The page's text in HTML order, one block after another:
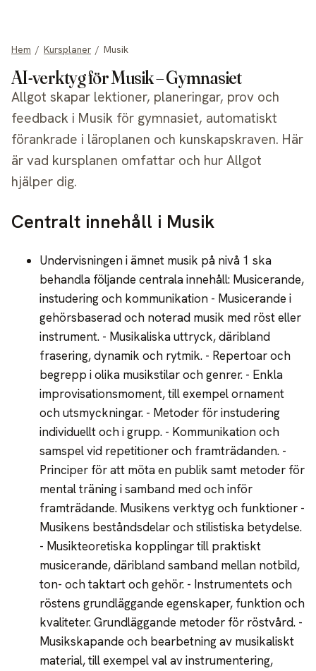
Hem / Kursplaner / Musik
AI-verktyg för Musik – Gymnasiet
Allgot skapar lektioner, planeringar, prov och
feedback i Musik för gymnasiet, automatiskt
förankrade i läroplanen och kunskapskraven. Här
är vad kursplanen omfattar och hur Allgot
hjälper dig.
Centralt innehåll i Musik
Undervisningen i ämnet musik på nivå 1 ska
behandla följande centrala innehåll: Musicerande,
instudering och kommunikation - Musicerande i
gehörsbaserad och noterad musik med röst eller
instrument. - Musikaliska uttryck, däribland
frasering, dynamik och rytmik. - Repertoar och
begrepp i olika musikstilar och genrer. - Enkla
improvisationsmoment, till exempel ornament
och utsmyckningar. - Metoder för instudering
individuellt och i grupp. - Kommunikation och
samspel vid repetitioner och framträdanden. -
Principer för att möta en publik samt metoder för
mental träning i samband med och inför
framträdande. Musikens verktyg och funktioner -
Musikens beståndsdelar och stilistiska betydelse.
- Musikteoretiska kopplingar till praktiskt
musicerande, däribland samband mellan notbild,
ton- och taktart och gehör. - Instrumentets och
röstens grundläggande egenskaper, funktion och
kvaliteter. Grundläggande metoder för röstvård. -
Musikskapande och bearbetning av musikaliskt
material, till exempel val av instrumentering,